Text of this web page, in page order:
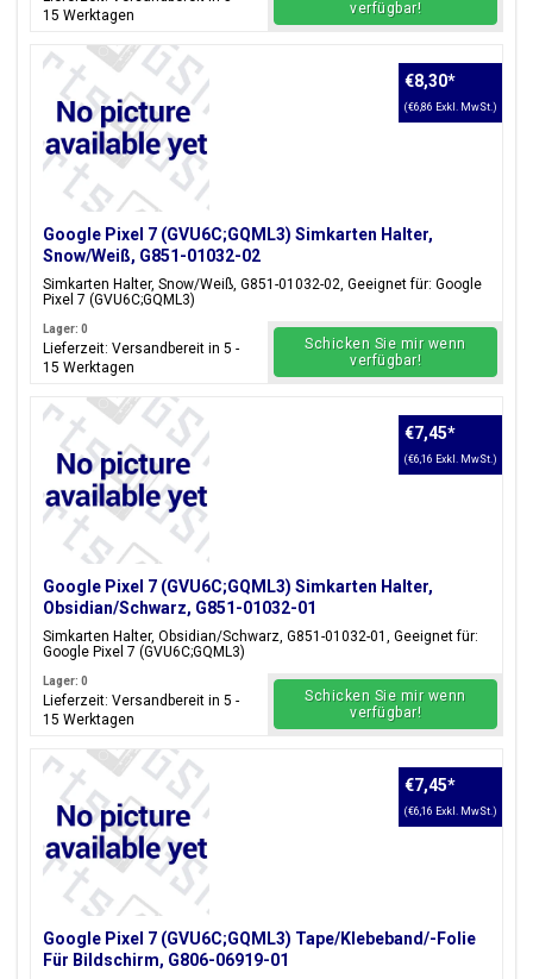
15 Werktagen
verfügbar!
Google Pixel 7 (GVU6C;GQML3) Simkarten Halter,
Snow/Weiß, G851-01032-02
Simkarten Halter, Snow/Weiß, G851-01032-02, Geeignet für: Google
Pixel 7 (GVU6C;GQML3)
€8,30*
(€6,86 Exkl. MwSt.)
Lager: 0
Lieferzeit: Versandbereit in 5 -
15 Werktagen
Schicken Sie mir wenn
verfügbar!
Google Pixel 7 (GVU6C;GQML3) Simkarten Halter,
Obsidian/Schwarz, G851-01032-01
Simkarten Halter, Obsidian/Schwarz, G851-01032-01, Geeignet für:
Google Pixel 7 (GVU6C;GQML3)
€7,45*
(€6,16 Exkl. MwSt.)
Lager: 0
Lieferzeit: Versandbereit in 5 -
15 Werktagen
Schicken Sie mir wenn
verfügbar!
Google Pixel 7 (GVU6C;GQML3) Tape/Klebeband/-Folie
Für Bildschirm, G806-06919-01
€7,45*
(€6,16 Exkl. MwSt.)